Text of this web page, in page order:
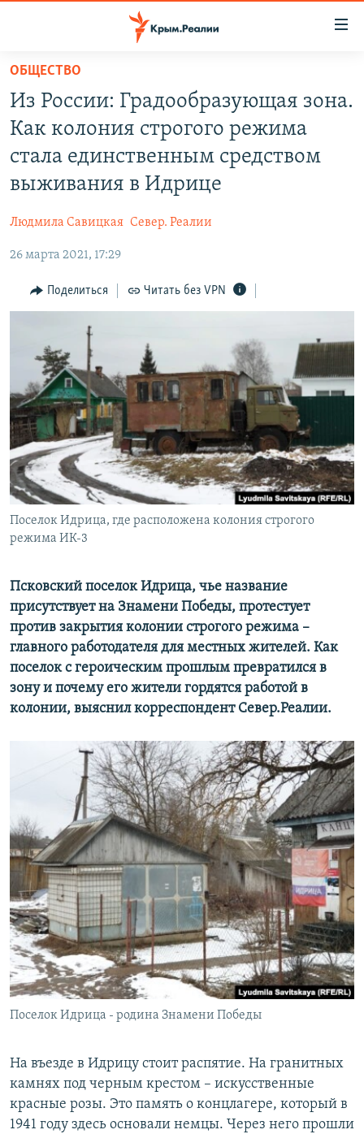
Вернуться
основному
содержанию
главной
Вернутся
КАРТА ВОЕННЫХ ОБЪЕКТОВ КРЫМА
ИНФОГРАФИКА
ТЕЛЕПРОЕКТ КРЫМ.РЕАЛИИ
ПРОПАВШИЕ БЕЗ ВЕСТИ
ПОБЕДИТЕЛЕЙ НЕ СУДЯТ?
КРЫМ.НЕПОКОРЕННЫЙ
ELIFBE
УКРАИНСКАЯ ПРОБЛЕМА КРЫМА
РАДІО СВОБОДА
КАК ОБОЙТИ БЛОКИРОВКУ
ПРИСОЕДИНЯЙТЕСЬ!
Все сайты RFE/RL
ОБЩЕСТВО
Из России: Градообразующая зона.
Как колония строгого режима
стала единственным средством
выживания в Идрице
Людмила Савицкая Север. Реалии
26 марта 2021, 17:29
Поделиться Читать без VPN
Поселок Идрица, где расположена колония строгого
режима ИК-3
Псковский поселок Идрица, чье название
присутствует на Знамени Победы, протестует
против закрытия колонии строгого режима –
главного работодателя для местных жителей. Как
поселок с героическим прошлым превратился в
зону и почему его жители гордятся работой в
колонии, выяснил корреспондент Север.Реалии.
Поселок Идрица - родина Знамени Победы
На въезде в Идрицу стоит распятие. На гранитных
камнях под черным крестом – искусственные
красные розы. Это память о концлагере, который в
1941 году здесь основали немцы. Через него прошли